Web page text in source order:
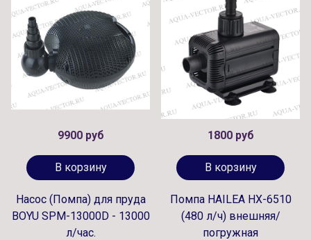
9900 руб
В корзину
Насос (Помпа) для пруда
BOYU SPM-13000D - 13000
л/час.
1800 руб
В корзину
Помпа HAILEA HX-6510
(480 л/ч) внешняя/
погружная